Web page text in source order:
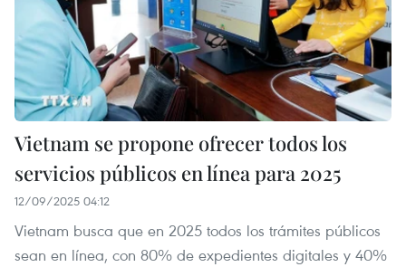
Vietnam se propone ofrecer todos los
servicios públicos en línea para 2025
12/09/2025 04:12
Vietnam busca que en 2025 todos los trámites públicos
sean en línea, con 80% de expedientes digitales y 40%